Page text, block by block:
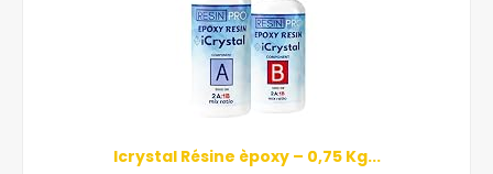
Icrystal Résine èpoxy – 0,75 Kg...